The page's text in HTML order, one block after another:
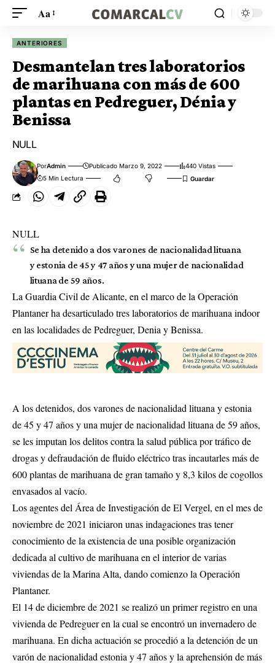
Aa
ANTERIORES
Desmantelan tres laboratorios
de marihuana con más de 600
plantas en Pedreguer, Dénia y
Benissa
NULL
PorAdmin Publicado Marzo 9, 2022
440 Vistas
5 Min Lectura
NULL
Se ha detenido a dos varones de nacionalidad lituana
y estonia de 45 y 47 años y una mujer de nacionalidad
lituana de 59 años.
La Guardia Civil de Alicante, en el marco de la Operación
Plantaner ha desarticulado tres laboratorios de marihuana indoor
en las localidades de Pedreguer, Denia y Benissa.
A los detenidos, dos varones de nacionalidad lituana y estonia
de 45 y 47 años y una mujer de nacionalidad lituana de 59 años,
se les imputan los delitos contra la salud pública por tráfico de
drogas y defraudación de fluido eléctrico tras incautarles más de
600 plantas de marihuana de gran tamaño y 8,3 kilos de cogollos
envasados al vacío.
Los agentes del Área de Investigación de El Vergel, en el mes de
noviembre de 2021 iniciaron unas indagaciones tras tener
conocimiento de la existencia de una posible organización
dedicada al cultivo de marihuana en el interior de varias
viviendas de la Marina Alta, dando comienzo la Operación
Plantaner.
El 14 de diciembre de 2021 se realizó un primer registro en una
vivienda de Pedreguer en la cual se encontró un invernadero de
marihuana. En dicha actuación se procedió a la detención de un
varón de nacionalidad estonia y 47 años y la aprehensión de más